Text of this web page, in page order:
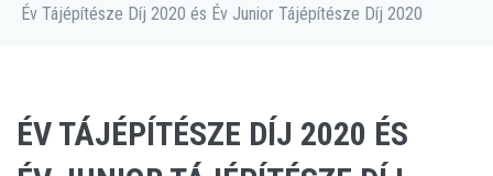
Év Tájépítésze Díj 2020 és Év Junior Tájépítésze Díj 2020
ÉV TÁJÉPÍTÉSZE DÍJ 2020 ÉS